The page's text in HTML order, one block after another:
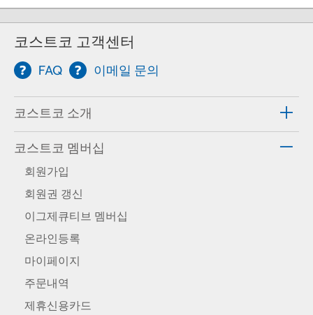
코스트코 고객센터
FAQ 이메일 문의
코스트코 소개
코스트코 멤버십
회원가입
회원권 갱신
이그제큐티브 멤버십
온라인등록
마이페이지
주문내역
제휴신용카드